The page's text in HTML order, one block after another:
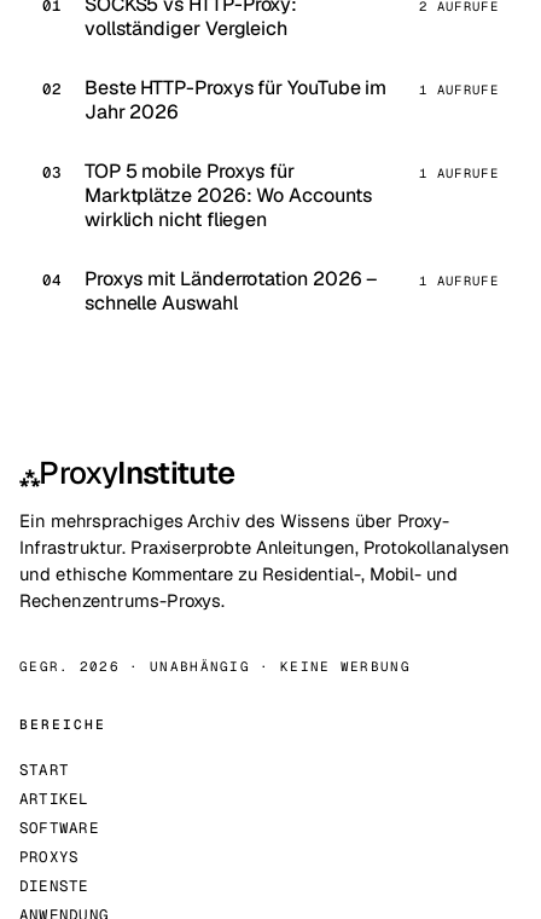
vollständiger Vergleich
2 AUFRUFE
Beste HTTP-Proxys für YouTube im
Jahr 2026
1 AUFRUFE
TOP 5 mobile Proxys für
Marktplätze 2026: Wo Accounts
wirklich nicht fliegen
1 AUFRUFE
Proxys mit Länderrotation 2026 –
schnelle Auswahl
1 AUFRUFE
⁂ProxyInstitute
Ein mehrsprachiges Archiv des Wissens über Proxy-
Infrastruktur. Praxiserprobte Anleitungen, Protokollanalysen
und ethische Kommentare zu Residential-, Mobil- und
Rechenzentrums-Proxys.
GEGR. 2026 · UNABHÄNGIG · KEINE WERBUNG
BEREICHE
START
ARTIKEL
SOFTWARE
PROXYS
DIENSTE
ANWENDUNG